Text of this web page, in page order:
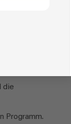
Folgen Sie
entfernen.
die
Programm.